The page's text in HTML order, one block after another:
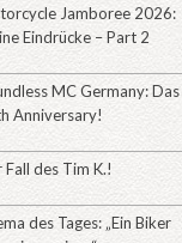
Jamboree 2026:
Eindrücke – Part 2
MC Germany: Das
Anniversary!
Fall des Tim K.!
des Tages: „Ein Biker